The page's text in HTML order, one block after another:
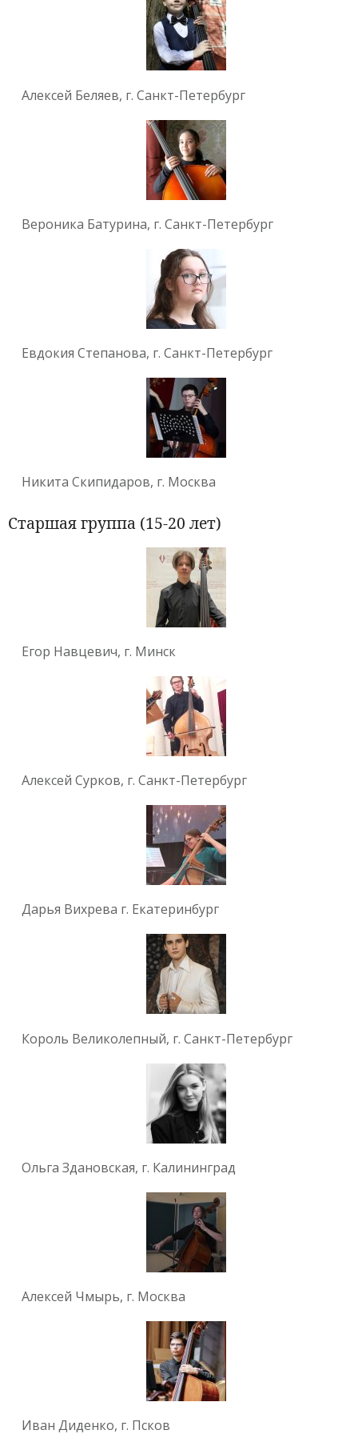
Алексей Беляев, г. Санкт-Петербург
Вероника Батурина, г. Санкт-Петербург
Евдокия Степанова, г. Санкт-Петербург
Никита Скипидаров, г. Москва
Старшая группа (15-20 лет)
Егор Навцевич, г. Минск
Алексей Сурков, г. Санкт-Петербург
Дарья Вихрева г. Екатеринбург
Король Великолепный, г. Санкт-Петербург
Ольга Здановская, г. Калининград
Алексей Чмырь, г. Москва
Иван Диденко, г. Псков